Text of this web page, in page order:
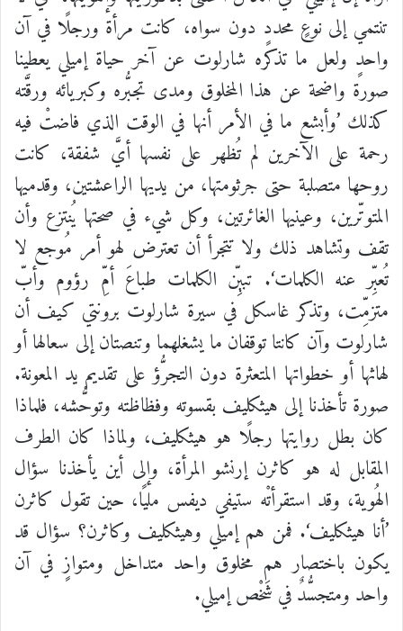
تنتمي إلى نوعٍ محددٍ دون سواه، كانت مرأة ورجلًا في آن
واحدٍ ولعل ما تذكره شارلوت عن آخر حياة إميلي يعطينا
صورة واضحة عن هذا المخلوق ومدى تجبُّره وكبريائه ورقَّته
كذلك ’وأبشع ما في الأمر أنها في الوقت الذي فاضتْ فيه
رحمة على الآخرين لم تُظهر على نفسها أيَّ شفقة، كانت
روحها متصلبة حتى جرثومتها، من يديها الراعشتين، وقدميها
المتوتّرين، وعينيها الغائرتين، وكل شيء في صحتها يُنتزع وأن
تقف وتشاهد ذلك ولا تتجرأ أن تعترض لهو أمر مُوجع لا
تُعبِّر عنه الكلمات‘. تبيِّن الكلمات طباعَ أمِّ رؤوم وأبّ
متزمِّت، وتذكر غاسكل في سيرة شارلوت برونتي كيف أن
شارلوت وآن كانتاتوقفان مايشغلهما وتنصتانإلى سعالهاأو
لهاثها أو خطواتها المتعثرة دون التجرُّؤ على تقديم يد المعونة.
صورة تأخذنا إلى هيثكليف بقسوته وفظاظته وتوحُّشه، فلماذا
كان بطل روايتها رجلًا هو هيثكليف، ولماذا كان الطرف
المقابل له هو كاثرن إرنشو المرأة، وإلى أين يأخذنا سؤال
الهُوية، وقد استقرأتْه ستيفي ديفس مليًا، حين تقول كاثرن
’أنا هيثكليف‘. فمن هم إميلي وهيثكليف وكاثرن؟ سؤال قد
يكون باختصار هم مخلوق واحد متداخل ومتوازٍ في آن
واحد ومتجسُّدٌفي شَخْصإميلي.